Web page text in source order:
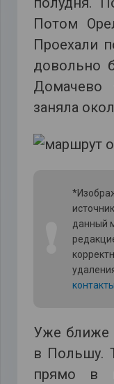
Потом
Проехали
довольно
Домачево
заняла
данный
контакты
Уже ближе
в Польшу.
прямо в